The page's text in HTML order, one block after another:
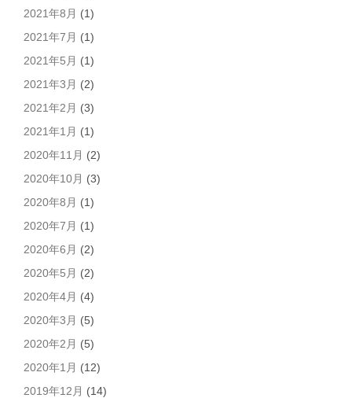
2021年8月 (1)
2021年7月 (1)
2021年5月 (1)
2021年3月 (2)
2021年2月 (3)
2021年1月 (1)
2020年11月 (2)
2020年10月 (3)
2020年8月 (1)
2020年7月 (1)
2020年6月 (2)
2020年5月 (2)
2020年4月 (4)
2020年3月 (5)
2020年2月 (5)
2020年1月 (12)
2019年12月 (14)